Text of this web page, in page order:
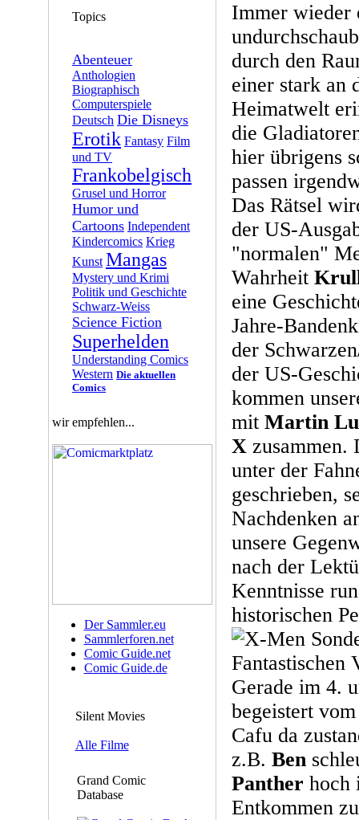
Topics
Abenteuer
Anthologien
Biographisch
Computerspiele
Deutsch Die Disneys
Erotik Fantasy Film
und TV
Frankobelgisch
Grusel und Horror
Humor und
Cartoons Independent
Kindercomics Krieg
Kunst Mangas
Mystery und Krimi
Politik und Geschichte
Schwarz-Weiss
Science Fiction
Superhelden
Understanding Comics
Western Die aktuellen
Comics
wir empfehlen...
Der Sammler.eu
Sammlerforen.net
Comic Guide.net
Comic Guide.de
Silent Movies
Alle Filme
Grand Comic
Database
Immer wieder
durch den
einer stark an
Heimatwelt
die
hier übrigens
passen
Das Rätsel
der US-
"normalen"
Wahrheit
eine
Jahre-
der
der US-
kommen
mit Martin
Xzusammen.
unter der
geschrieben,
Nachdenken
unsere
nach der
Kenntnisse
historischen
Gerade im 4.
begeistert
Cafu da
z.B. Ben
Panther hoch
Entkommen